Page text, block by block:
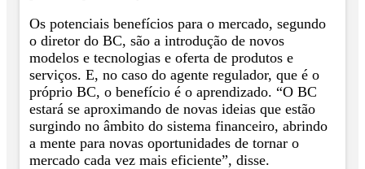
Os potenciais benefícios para o mercado, segundo
o diretor do BC, são a introdução de novos
modelos e tecnologias e oferta de produtos e
serviços. E, no caso do agente regulador, que é o
próprio BC, o benefício é o aprendizado. “O BC
estará se aproximando de novas ideias que estão
surgindo no âmbito do sistema financeiro, abrindo
a mente para novas oportunidades de tornar o
mercado cada vez mais eficiente”, disse.